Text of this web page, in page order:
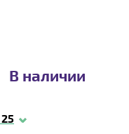
В наличии
25